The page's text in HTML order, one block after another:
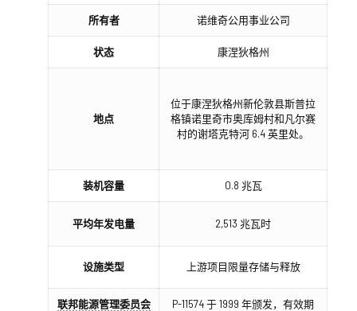
所有者 诺维奇公用事业公司
状态 康涅狄格州
地点
位于康涅狄格州新伦敦县斯普拉
格镇诺里奇市奥库姆村和凡尔赛
村的谢塔克特河 6.4 英里处。
装机容量 0.8 兆瓦
平均年发电量 2,513 兆瓦时
设施类型 上游项目限量存储与释放
联邦能源管理委员会
P-11574 于 1999 年颁发，有效期